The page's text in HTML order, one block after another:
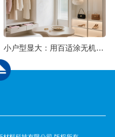
小户型显大：用百适涂无机石灰石涂料，刷大空间感